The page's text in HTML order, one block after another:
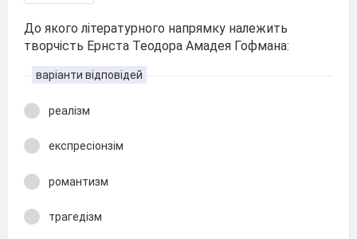
До якого літературного напрямку належить
творчість Ернста Теодора Амадея Гофмана:
варіанти відповідей
реалізм
експресіонзім
романтизм
трагедізм